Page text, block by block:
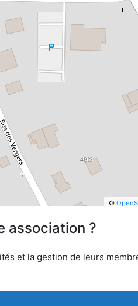
©
association ?
et la gestion de leurs